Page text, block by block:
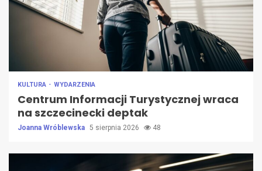
KULTURA WYDARZENIA
Centrum Informacji Turystycznej wraca
na szczecinecki deptak
Joanna Wróblewska 5 sierpnia 2026 48